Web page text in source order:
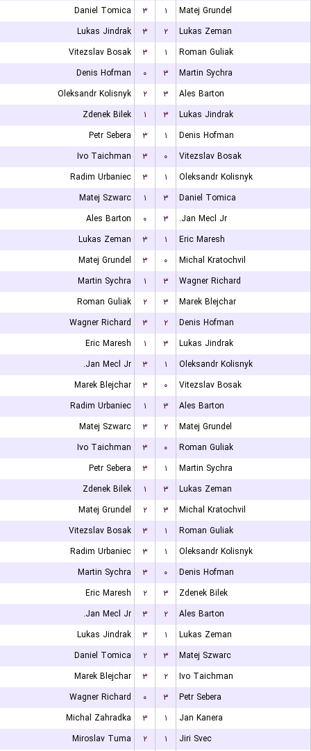
Daniel Tomica
۳ ۱
Matej Grundel
Lukas Jindrak
۳ ۲
Lukas Zeman
Vitezslav Bosak
۳ ۱
Roman Guliak
Denis Hofman
۰ ۳
Martin Sychra
Oleksandr Kolisnyk
۲ ۳
Ales Barton
Zdenek Bilek
۱ ۳
Lukas Jindrak
Petr Sebera
۳ ۱
Denis Hofman
Ivo Taichman
۳ ۰
Vitezslav Bosak
Radim Urbaniec
۳ ۱
Oleksandr Kolisnyk
Matej Szwarc
۱ ۳
Daniel Tomica
Ales Barton
۰ ۳
Jan Mecl Jr.
Lukas Zeman
۳ ۱
Eric Maresh
Matej Grundel
۳ ۰
Michal Kratochvil
Martin Sychra
۱ ۳
Wagner Richard
Roman Guliak
۲ ۳
Marek Blejchar
Wagner Richard
۳ ۲
Denis Hofman
Eric Maresh
۱ ۳
Lukas Jindrak
Jan Mecl Jr.
۳ ۱
Oleksandr Kolisnyk
Marek Blejchar
۳ ۰
Vitezslav Bosak
Radim Urbaniec
۱ ۳
Ales Barton
Matej Szwarc
۳ ۲
Matej Grundel
Ivo Taichman
۳ ۰
Roman Guliak
Petr Sebera
۳ ۱
Martin Sychra
Zdenek Bilek
۱ ۳
Lukas Zeman
Matej Grundel
۲ ۳
Michal Kratochvil
Vitezslav Bosak
۳ ۱
Roman Guliak
Radim Urbaniec
۳ ۱
Oleksandr Kolisnyk
Martin Sychra
۳ ۰
Denis Hofman
Eric Maresh
۲ ۳
Zdenek Bilek
Jan Mecl Jr.
۳ ۲
Ales Barton
Lukas Jindrak
۳ ۱
Lukas Zeman
Daniel Tomica
۲ ۳
Matej Szwarc
Marek Blejchar
۳ ۲
Ivo Taichman
Wagner Richard
۰ ۳
Petr Sebera
Michal Zahradka
۳ ۱
Jan Kanera
Miroslav Tuma
۲ ۱
Jiri Svec